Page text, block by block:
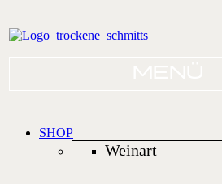
SHOP
Weinart